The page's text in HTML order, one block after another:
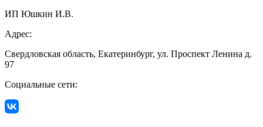
ИП Юшкин И.В.
Адрес:
Свердловская область, Екатеринбург, ул. Проспект Ленина д.
97
Социальные сети: